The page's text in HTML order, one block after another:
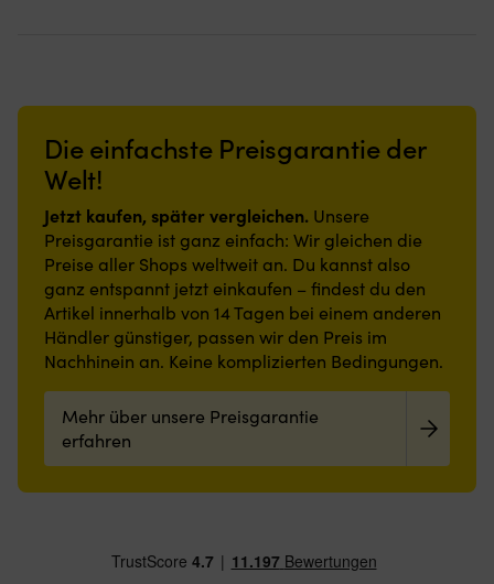
Die einfachste Preisgarantie der
Welt!
Jetzt kaufen, später vergleichen. Unsere
Preisgarantie ist ganz einfach: Wir gleichen die
Preise aller Shops weltweit an. Du kannst also
ganz entspannt jetzt einkaufen – findest du den
Artikel innerhalb von 14 Tagen bei einem anderen
Händler günstiger, passen wir den Preis im
Nachhinein an. Keine komplizierten Bedingungen.
Mehr über unsere Preisgarantie
erfahren